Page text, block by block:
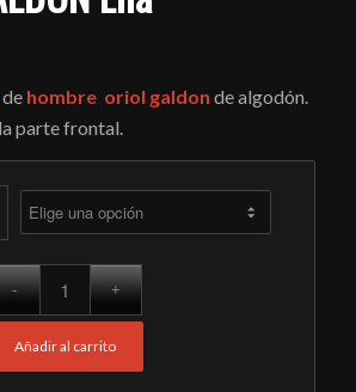
de hombre oriol galdon de algodón.
parte frontal.
Añadir al carrito